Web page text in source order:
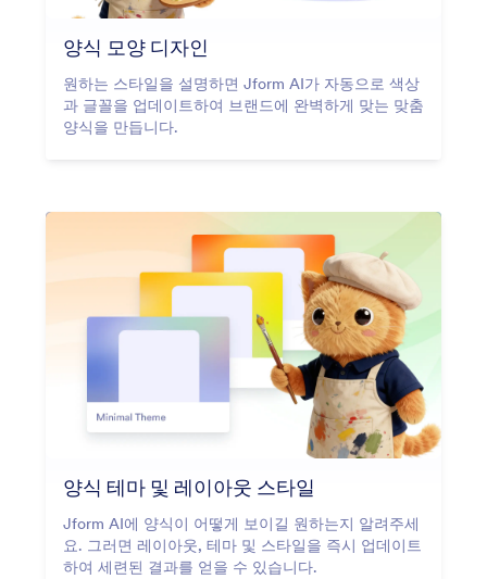
양식 모양 디자인
원하는 스타일을 설명하면 Jform AI가 자동으로 색상
과 글꼴을 업데이트하여 브랜드에 완벽하게 맞는 맞춤
양식을 만듭니다.
양식 테마 및 레이아웃 스타일
Jform AI에 양식이 어떻게 보이길 원하는지 알려주세
요. 그러면 레이아웃, 테마 및 스타일을 즉시 업데이트
하여 세련된 결과를 얻을 수 있습니다.